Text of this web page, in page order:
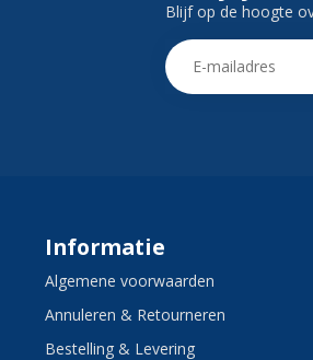
Blijf op de hoogte
Informatie
Algemene voorwaarden
Annuleren & Retourneren
Bestelling & Levering